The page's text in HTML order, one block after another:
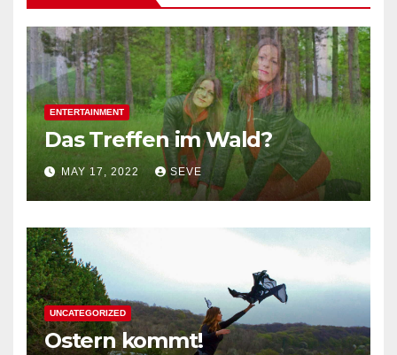
ENTERTAINMENT
Das Treffen im Wald?
MAY 17, 2022 SEVE
UNCATEGORIZED
Ostern kommt!